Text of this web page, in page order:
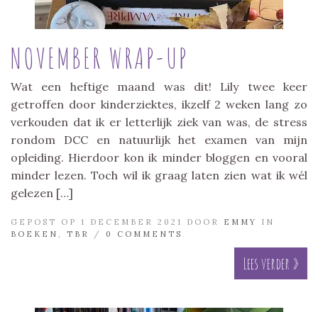
NOVEMBER WRAP-UP
Wat een heftige maand was dit! Lily twee keer
getroffen door kinderziektes, ikzelf 2 weken lang zo
verkouden dat ik er letterlijk ziek van was, de stress
rondom DCC en natuurlijk het examen van mijn
opleiding. Hierdoor kon ik minder bloggen en vooral
minder lezen. Toch wil ik graag laten zien wat ik wél
gelezen […]
GEPOST OP 1 DECEMBER 2021 DOOR EMMY
IN
BOEKEN
TBR / 0 COMMENTS
Lees verder »